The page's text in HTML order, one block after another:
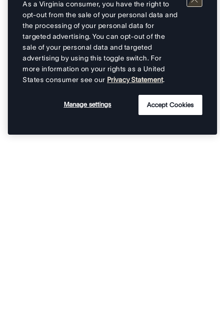
As a Virginia consumer, you have the right to
opt-out from the sale of your personal data and
the processing of your personal data for
targeted advertising. You can opt-out of the
sale of your personal data and targeted
advertising by using this toggle switch. For
more information on your rights as a United
States consumer see our Privacy Statement.
Manage settings Accept Cookies